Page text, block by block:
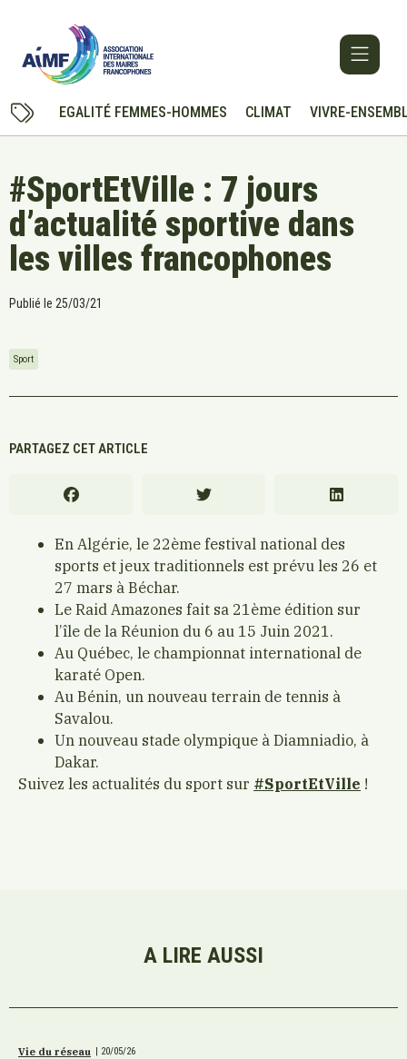
EGALITÉ FEMMES-HOMMES CLIMAT VIVRE-
#SportEtVille : 7 jours
d’actualité sportive dans
les villes francophones
Publié le 25/03/21
Sport
PARTAGEZ CET ARTICLE
En Algérie, le 22ème festival national des
sports et jeux traditionnels est prévu les 26 et
27 mars à Béchar.
Le Raid Amazones fait sa 21ème édition sur
l’île de la Réunion du 6 au 15 Juin 2021.
Au Québec, le championnat international de
karaté Open.
Au Bénin, un nouveau terrain de tennis à
Savalou.
Un nouveau stade olympique à Diamniadio, à
Dakar.
Suivez les actualités du sport sur #SportEtVille !
A LIRE AUSSI
Vie du réseau | 20/05/26